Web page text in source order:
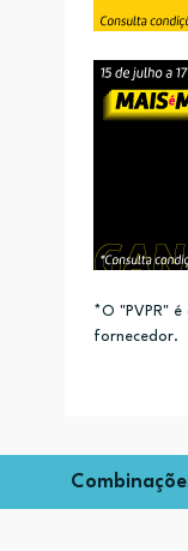
*O "PVPR"
fornecedor.